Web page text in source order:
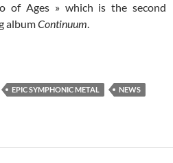
of Ages » which is the second
albumContinuum.
: nouveau morceau
EPIC SYMPHONIC METAL
NEWS